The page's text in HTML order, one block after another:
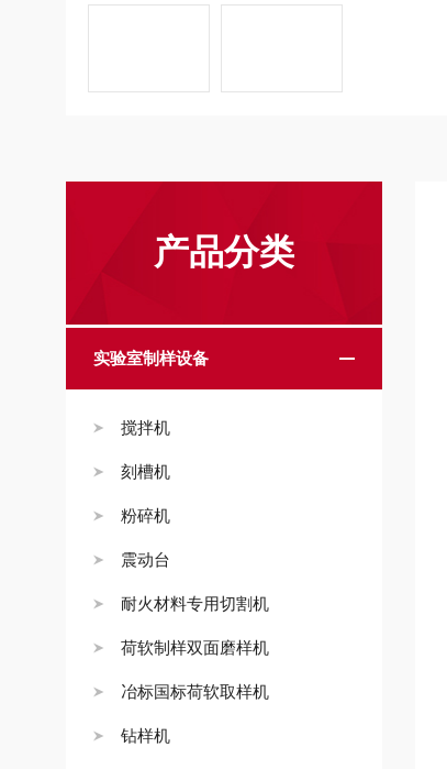
产品分类
实验室制样设备
搅拌机
刻槽机
粉碎机
震动台
耐火材料专用切割机
荷软制样双面磨样机
冶标国标荷软取样机
钻样机